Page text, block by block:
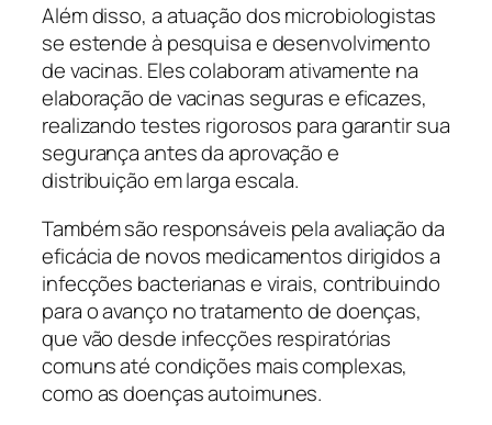
Além disso, a atuação dos microbiologistas
se estende à pesquisa e desenvolvimento
de vacinas. Eles colaboram ativamente na
elaboração de vacinas seguras e eficazes,
realizando testes rigorosos para garantir sua
segurança antes da aprovação e
distribuição em larga escala.
Também são responsáveis pela avaliação da
eficácia de novos medicamentos dirigidos a
infecções bacterianas e virais, contribuindo
para o avanço no tratamento de doenças,
que vão desde infecções respiratórias
comuns até condições mais complexas,
como as doenças autoimunes.